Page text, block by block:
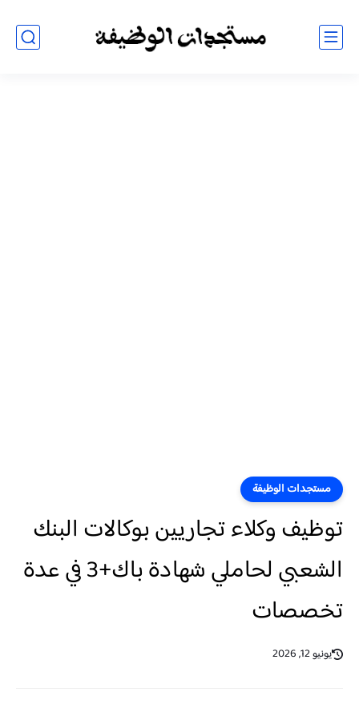
مستجدات الوظيفة
توظيف وكلاء تجاريين بوكالات البنك
الشعبي لحاملي شهادة باك+3 في عدة
تخصصات
يونيو 12, 2026